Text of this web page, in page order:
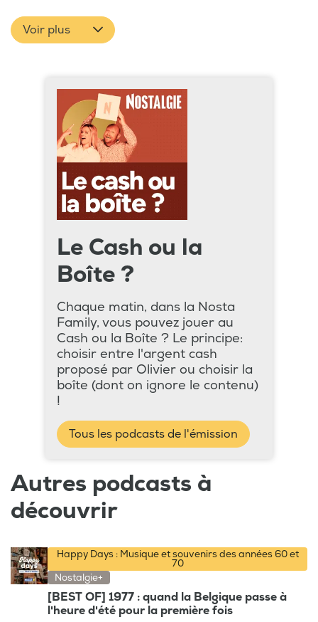
Voir plus
Le Cash ou la
Boîte ?
Chaque matin, dans la Nosta
Family, vous pouvez jouer au
Cash ou la Boîte ? Le principe:
choisir entre l'argent cash
proposé par Olivier ou choisir la
boîte (dont on ignore le contenu)
!
Tous les podcasts de l'émission
Autres podcasts à
découvrir
Happy Days : Musique et souvenirs des années 60 et
70
Nostalgie+
[BEST OF] 1977 : quand la Belgique passe à
l'heure d'été pour la première fois